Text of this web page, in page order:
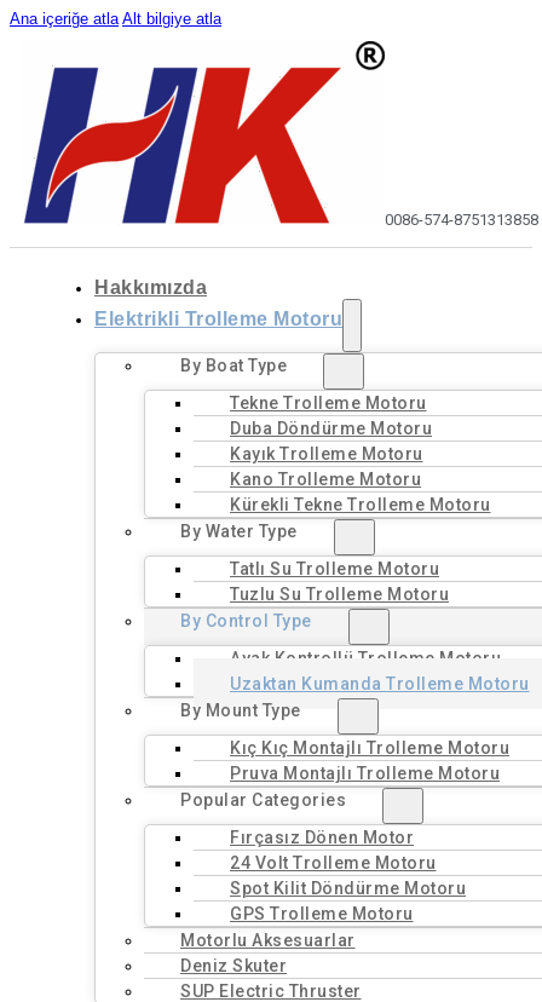
Ana içeriğe atla Alt bilgiye atla
0086-574-87513138
Hakkımızda
Elektrikli Trolleme Motoru
By Boat Type
Tekne Trolleme Motoru
Duba Döndürme Motoru
Kayık Trolleme Motoru
Kano Trolleme Motoru
Kürekli Tekne Trolleme Motoru
By Water Type
Tatlı Su Trolleme Motoru
Tuzlu Su Trolleme Motoru
By Control Type
Ayak Kontrollü Trolleme Motoru
Uzaktan Kumanda Trolleme Motoru
By Mount Type
Kıç Kıç Montajlı Trolleme Motoru
Pruva Montajlı Trolleme Motoru
Popular Categories
Fırçasız Dönen Motor
24 Volt Trolleme Motoru
Spot Kilit Döndürme Motoru
GPS Trolleme Motoru
Motorlu Aksesuarlar
Deniz Skuter
SUP Electric Thruster